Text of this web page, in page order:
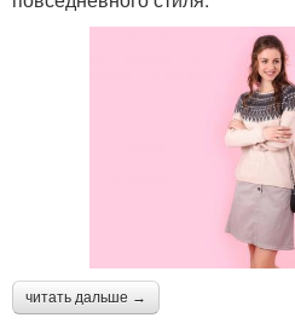
читать дальше →